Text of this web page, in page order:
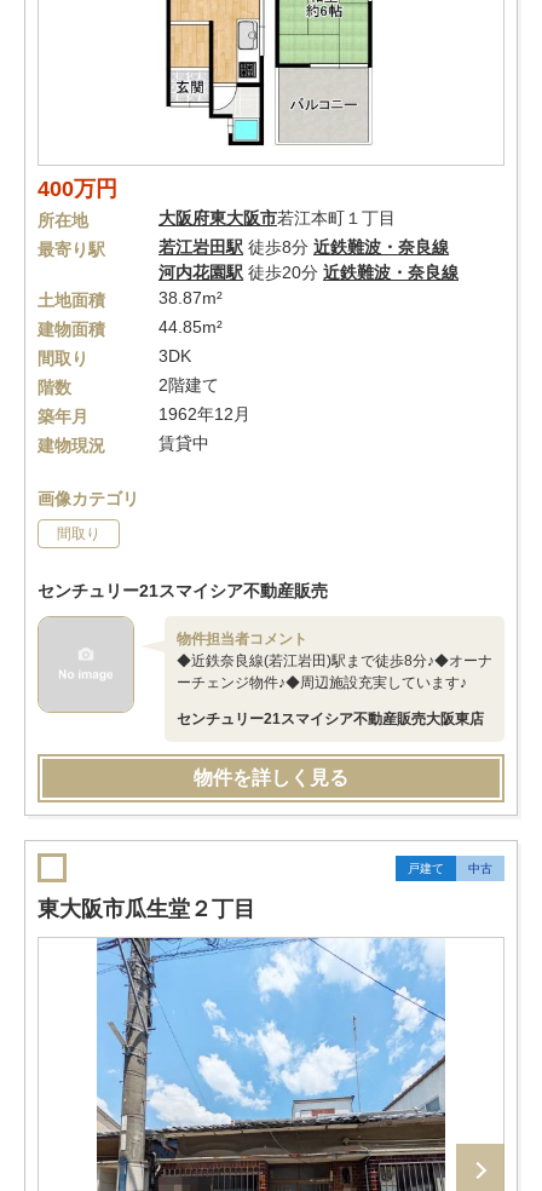
400万円
所在地 大阪府東大阪市若江本町１丁目
最寄り駅
若江岩田駅 徒歩8分 近鉄難波・奈良線
河内花園駅 徒歩20分 近鉄難波・奈良線
土地面積
38.87m²
建物面積
44.85m²
間取り
3DK
階数
2階建て
築年月
1962年12月
建物現況
賃貸中
画像カテゴリ
間取り
センチュリー21スマイシア不動産販売
物件担当者コメント
◆近鉄奈良線(若江岩田)駅まで徒歩8分♪◆オーナ
ーチェンジ物件♪◆周辺施設充実しています♪
センチュリー21スマイシア不動産販売大阪東店
物件を詳しく見る
戸建て 中古
東大阪市瓜生堂２丁目